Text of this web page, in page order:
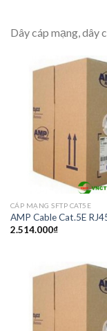
Dây cáp mạng, dây
CÁP MẠNG SFTP CAT5E
AMP Cable Cat.5E
2.514.000₫